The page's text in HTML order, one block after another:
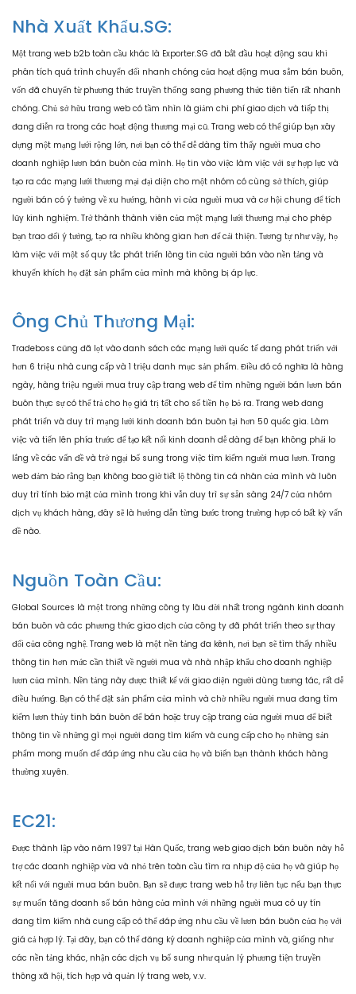
Nhà Xuất Khẩu.SG:
Một trang web b2b toàn cầu khác là Exporter.SG đã bắt đầu hoạt động sau khi
phân tích quá trình chuyển đổi nhanh chóng của hoạt động mua sắm bán buôn,
vốn đã chuyển từ phương thức truyền thống sang phương thức tiên tiến rất nhanh
chóng. Chủ sở hữu trang web có tầm nhìn là giảm chi phí giao dịch và tiếp thị
đang diễn ra trong các hoạt động thương mại cũ. Trang web có thể giúp bạn xây
dựng một mạng lưới rộng lớn, nơi bạn có thể dễ dàng tìm thấy người mua cho
doanh nghiệp lươn bán buôn của mình. Họ tin vào việc làm việc với sự hợp lực và
tạo ra các mạng lưới thương mại đại diện cho một nhóm có cùng sở thích, giúp
người bán có ý tưởng về xu hướng, hành vi của người mua và cơ hội chung để tích
lũy kinh nghiệm. Trở thành thành viên của một mạng lưới thương mại cho phép
bạn trao đổi ý tưởng, tạo ra nhiều không gian hơn để cải thiện. Tương tự như vậy, họ
làm việc với một số quy tắc phát triển lòng tin của người bán vào nền tảng và
khuyến khích họ đặt sản phẩm của mình mà không bị áp lực.
Ông Chủ Thương Mại:
Tradeboss cũng đã lọt vào danh sách các mạng lưới quốc tế đang phát triển với
hơn 6 triệu nhà cung cấp và 1 triệu danh mục sản phẩm. Điều đó có nghĩa là hàng
ngày, hàng triệu người mua truy cập trang web để tìm những người bán lươn bán
buôn thực sự có thể trả cho họ giá trị tốt cho số tiền họ bỏ ra. Trang web đang
phát triển và duy trì mạng lưới kinh doanh bán buôn tại hơn 50 quốc gia. Làm
việc và tiến lên phía trước để tạo kết nối kinh doanh dễ dàng để bạn không phải lo
lắng về các vấn đề và trở ngại bổ sung trong việc tìm kiếm người mua lươn. Trang
web đảm bảo rằng bạn không bao giờ tiết lộ thông tin cá nhân của mình và luôn
duy trì tính bảo mật của mình trong khi vẫn duy trì sự sẵn sàng 24/7 của nhóm
dịch vụ khách hàng, đây sẽ là hướng dẫn từng bước trong trường hợp có bất kỳ vấn
đề nào.
Nguồn Toàn Cầu:
Global Sources là một trong những công ty lâu đời nhất trong ngành kinh doanh
bán buôn và các phương thức giao dịch của công ty đã phát triển theo sự thay
đổi của công nghệ. Trang web là một nền tảng đa kênh, nơi bạn sẽ tìm thấy nhiều
thông tin hơn mức cần thiết về người mua và nhà nhập khẩu cho doanh nghiệp
lươn của mình. Nền tảng này được thiết kế với giao diện người dùng tương tác, rất dễ
điều hướng. Bạn có thể đặt sản phẩm của mình và chờ nhiều người mua đang tìm
kiếm lươn thủy tinh bán buôn để bán hoặc truy cập trang của người mua để biết
thông tin về những gì mọi người đang tìm kiếm và cung cấp cho họ những sản
phẩm mong muốn để đáp ứng nhu cầu của họ và biến bạn thành khách hàng
thường xuyên.
EC21:
Được thành lập vào năm 1997 tại Hàn Quốc, trang web giao dịch bán buôn này hỗ
trợ các doanh nghiệp vừa và nhỏ trên toàn cầu tìm ra nhịp độ của họ và giúp họ
kết nối với người mua bán buôn. Bạn sẽ được trang web hỗ trợ liên tục nếu bạn thực
sự muốn tăng doanh số bán hàng của mình với những người mua có uy tín
đang tìm kiếm nhà cung cấp có thể đáp ứng nhu cầu về lươn bán buôn của họ với
giá cả hợp lý. Tại đây, bạn có thể đăng ký doanh nghiệp của mình và, giống như
các nền tảng khác, nhận các dịch vụ bổ sung như quản lý phương tiện truyền
thông xã hội, tích hợp và quản lý trang web, v.v.